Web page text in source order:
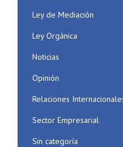
Ley de Mediación
Ley Orgánica
Noticias
Opinión
Relaciones
Sector Empresarial
Sin categoría